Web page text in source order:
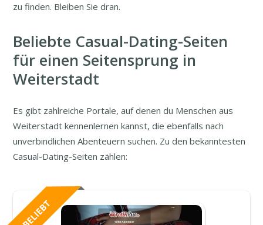
zu finden. Bleiben Sie dran.
Beliebte Casual-Dating-Seiten
für einen Seitensprung in
Weiterstadt
Es gibt zahlreiche Portale, auf denen du Menschen aus
Weiterstadt kennenlernen kannst, die ebenfalls nach
unverbindlichen Abenteuern suchen. Zu den bekanntesten
Casual-Dating-Seiten zählen: